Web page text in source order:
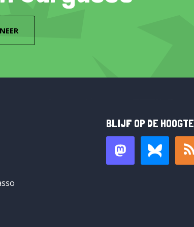
BLIJF OP DE HOOGTE